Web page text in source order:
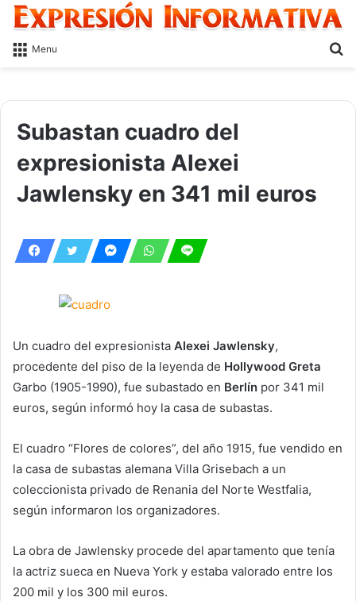
Menu
Subastan cuadro del
expresionista Alexei
Jawlensky en 341 mil euros
Un cuadro del expresionista Alexei Jawlensky,
procedente del piso de la leyenda de Hollywood Greta
Garbo (1905-1990), fue subastado en Berlín por 341 mil
euros, según informó hoy la casa de subastas.
El cuadro “Flores de colores”, del año 1915, fue vendido en
la casa de subastas alemana Villa Grisebach a un
coleccionista privado de Renania del Norte Westfalia,
según informaron los organizadores.
La obra de Jawlensky procede del apartamento que tenía
la actriz sueca en Nueva York y estaba valorado entre los
200 mil y los 300 mil euros.